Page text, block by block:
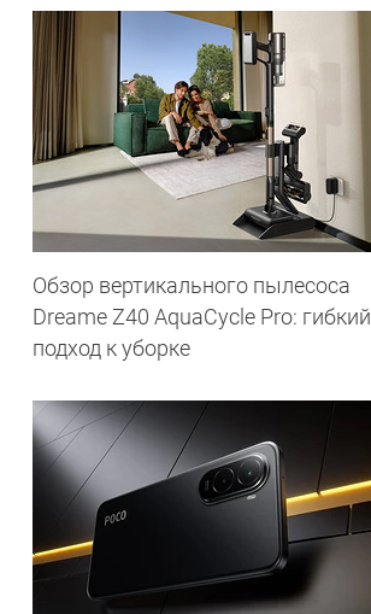
Обзор вертикального пылесоса
Dreame Z40 AquaCycle Pro: гибкий
подход к уборке